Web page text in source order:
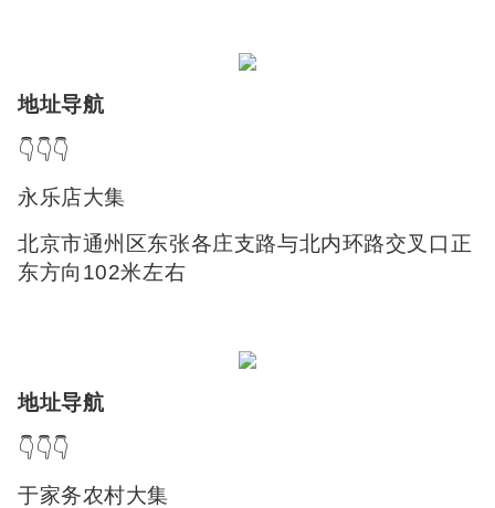
地址导航
👇👇👇
永乐店大集
北京市通州区东张各庄支路与北内环路交叉口正
东方向102米左右
地址导航
👇👇👇
于家务农村大集